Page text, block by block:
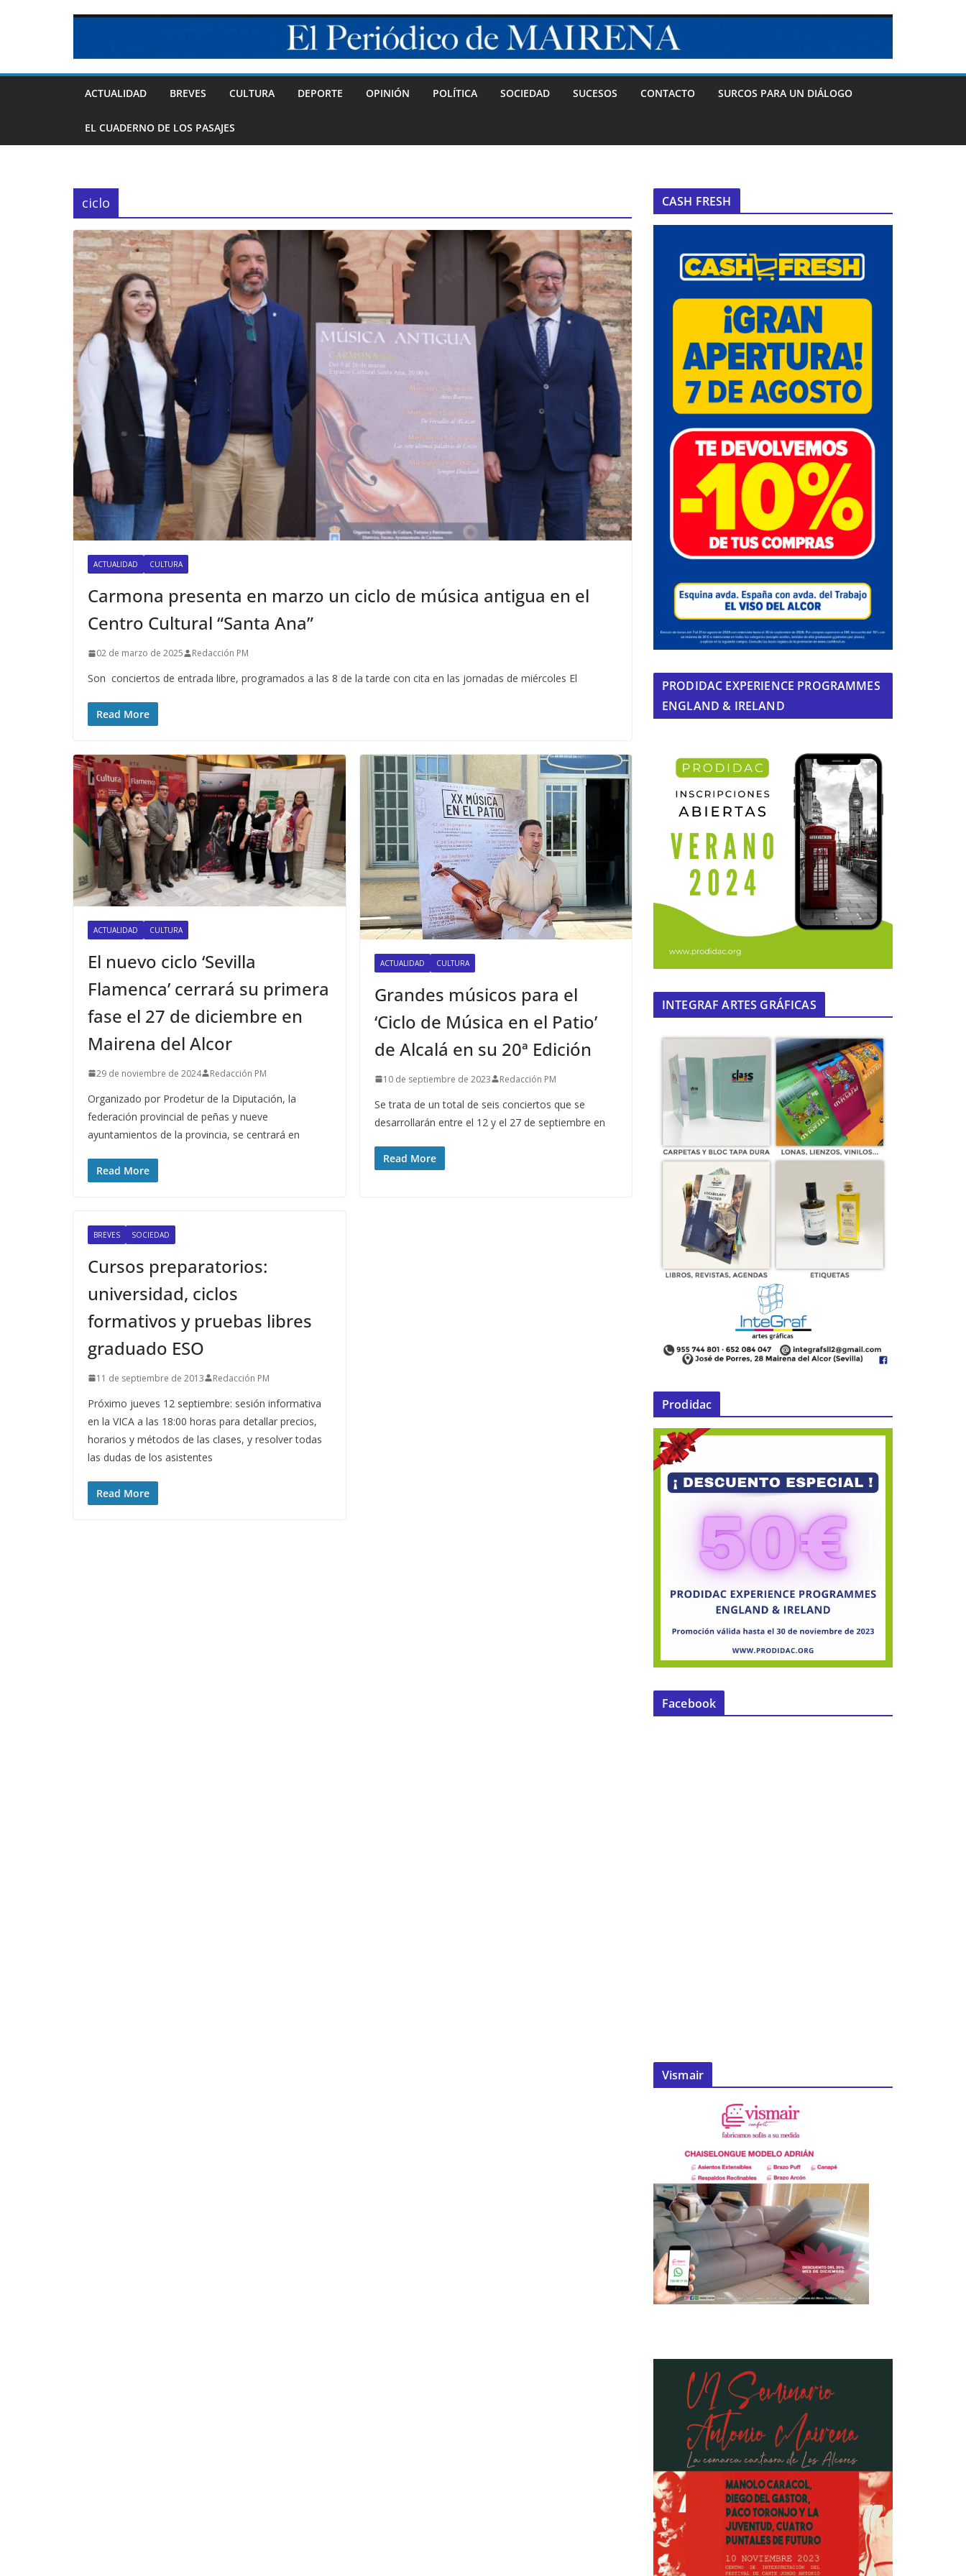
ACTUALIDAD BREVES CULTURA DEPORTE OPINIÓN POLÍTICA SOCIEDAD SUCESOS CONTACTO SURCOS PARA UN DIÁLOGO
EL CUADERNO DE LOS PASAJES
ciclo
ACTUALIDAD CULTURA
Carmona presenta en marzo un ciclo de música antigua en el
Centro Cultural “Santa Ana”
02 de marzo de 2025 Redacción PM
Son conciertos de entrada libre, programados a las 8 de la tarde con cita en las jornadas de miércoles El
Read More
ACTUALIDAD CULTURA
El nuevo ciclo ‘Sevilla
Flamenca’ cerrará su primera
fase el 27 de diciembre en
Mairena del Alcor
29 de noviembre de 2024 Redacción PM
Organizado por Prodetur de la Diputación, la
federación provincial de peñas y nueve
ayuntamientos de la provincia, se centrará en
Read More
ACTUALIDAD CULTURA
Grandes músicos para el
‘Ciclo de Música en el Patio’
de Alcalá en su 20ª Edición
10 de septiembre de 2023 Redacción PM
Se trata de un total de seis conciertos que se
desarrollarán entre el 12 y el 27 de septiembre en
Read More
BREVES SOCIEDAD
Cursos preparatorios:
universidad, ciclos
formativos y pruebas libres
graduado ESO
11 de septiembre de 2013 Redacción PM
Próximo jueves 12 septiembre: sesión informativa
en la VICA a las 18:00 horas para detallar precios,
horarios y métodos de las clases, y resolver todas
las dudas de los asistentes
Read More
CASH FRESH
PRODIDAC EXPERIENCE PROGRAMMES
ENGLAND & IRELAND
INTEGRAF ARTES GRÁFICAS
Prodidac
Facebook
Vismair